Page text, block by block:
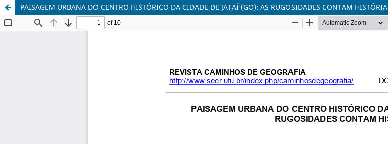
PAISAGEM URBANA DO CENTRO HISTÓRICO DA CIDADE DE JATAÍ (GO): AS RUGOSIDADES CONTAM HISTÓRIA